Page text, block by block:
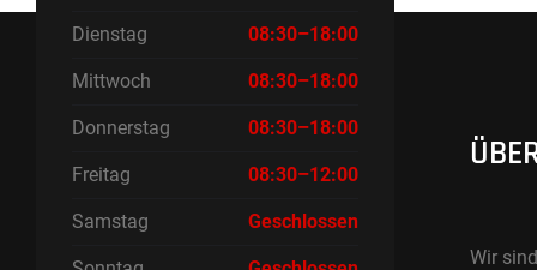
Dienstag 08:30–18:00
Mittwoch 08:30–18:00
Donnerstag 08:30–18:00
Freitag 08:30–12:00
Samstag Geschlossen
Wir